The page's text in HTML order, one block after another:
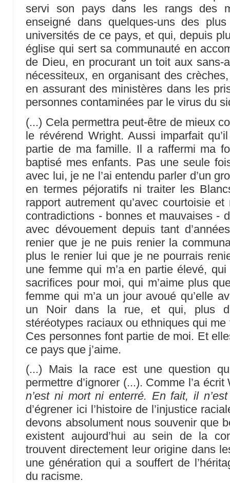
servi son pays dans les rangs des
enseigné dans quelques-uns des
universités de ce pays, et qui, depuis
église qui sert sa communauté en
de Dieu, en procurant un toit aux sans-
nécessiteux, en organisant des
en assurant des ministères dans les
personnes contaminées par le virus du
(...) Cela permettra peut-être de mieux
le révérend Wright. Aussi imparfait
partie de ma famille. Il a raffermi ma
baptisé mes enfants. Pas une seule
avec lui, je ne l’ai entendu parler d’un
en termes péjoratifs ni traiter les
rapport autrement qu’avec courtoisie
contradictions - bonnes et mauvaises -
avec dévouement depuis tant
renier que je ne puis renier la
plus le renier lui que je ne pourrais
une femme qui m’a en partie élevé, qui
sacrifices pour moi, qui m’aime plus
femme qui m’a un jour avoué qu’elle
un Noir dans la rue, et qui, plus
stéréotypes raciaux ou ethniques qui
Ces personnes font partie de moi. Et
ce pays que j’aime.
(...) Mais la race est une question
permettre d’ignorer (...). Comme l’a
n’est ni mort ni enterré. En fait, il
d’égrener ici l’histoire de l’injustice
devons absolument nous souvenir que
existent aujourd’hui au sein de la
trouvent directement leur origine dans
une génération qui a souffert de
du racisme.